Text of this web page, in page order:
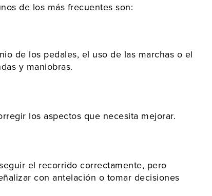
de los más frecuentes son:
de los pedales, el uso de las marchas o el
y maniobras.
los aspectos que necesita mejorar.
el recorrido correctamente, pero
con antelación o tomar decisiones